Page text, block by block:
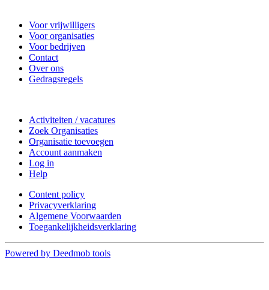
Voor vrijwilligers
Voor organisaties
Voor bedrijven
Contact
Over ons
Gedragsregels
Activiteiten / vacatures
Zoek Organisaties
Organisatie toevoegen
Account aanmaken
Log in
Help
Content policy
Privacyverklaring
Algemene Voorwaarden
Toegankelijkheidsverklaring
Powered by Deedmob tools